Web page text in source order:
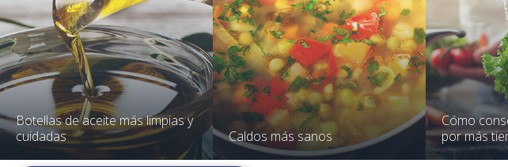
Botellas de aceite más limpias y
cuidadas
Caldos más sanos
Cómo
por más